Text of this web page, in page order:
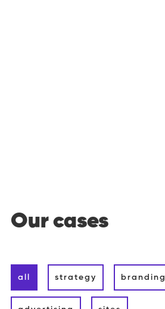
Our cases
all strategy branding